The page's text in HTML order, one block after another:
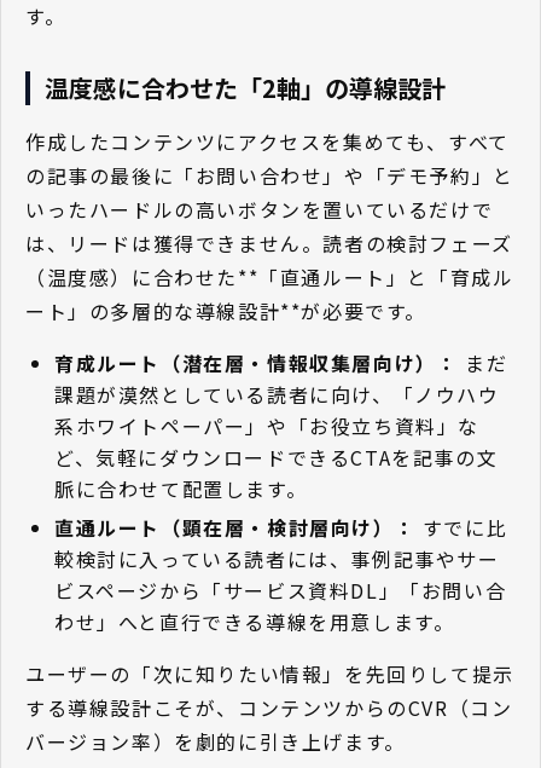
す。
温度感に合わせた「2軸」の導線設計
作成したコンテンツにアクセスを集めても、すべて
の記事の最後に「お問い合わせ」や「デモ予約」と
いったハードルの高いボタンを置いているだけで
は、リードは獲得できません。読者の検討フェーズ
（温度感）に合わせた**「直通ルート」と「育成ル
ート」の多層的な導線設計**が必要です。
育成ルート（潜在層・情報収集層向け）：
まだ
課題が漠然としている読者に向け、「ノウハウ
系ホワイトペーパー」や「お役立ち資料」な
ど、気軽にダウンロードできるCTAを記事の文
脈に合わせて配置します。
直通ルート（顕在層・検討層向け）：
すでに比
較検討に入っている読者には、事例記事やサー
ビスページから「サービス資料DL」「お問い合
わせ」へと直行できる導線を用意します。
ユーザーの「次に知りたい情報」を先回りして提示
する導線設計こそが、コンテンツからのCVR（コン
バージョン率）を劇的に引き上げます。